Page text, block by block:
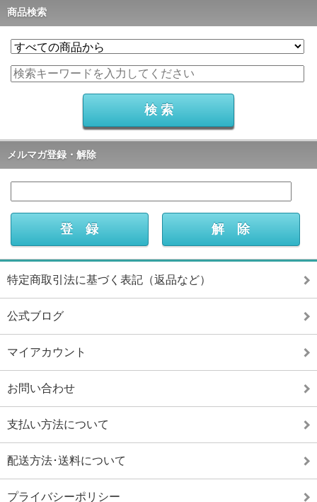
商品検索
メルマガ登録・解除
特定商取引法に基づく表記（返品など）
公式ブログ
マイアカウント
お問い合わせ
支払い方法について
配送方法･送料について
プライバシーポリシー